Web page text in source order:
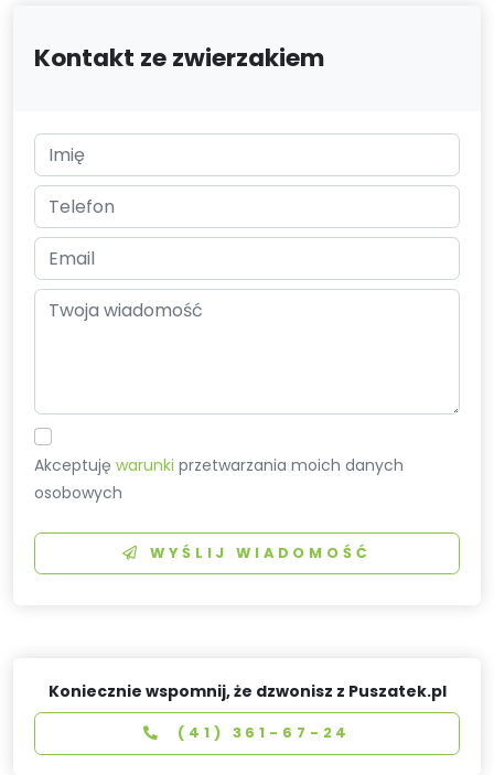
Kontakt ze zwierzakiem
Akceptujęwarunki przetwarzania moich danych
osobowych
WYŚLIJ WIADOMOŚĆ
Koniecznie wspomnij, że dzwonisz z Puszatek.pl
(41) 361-67-24